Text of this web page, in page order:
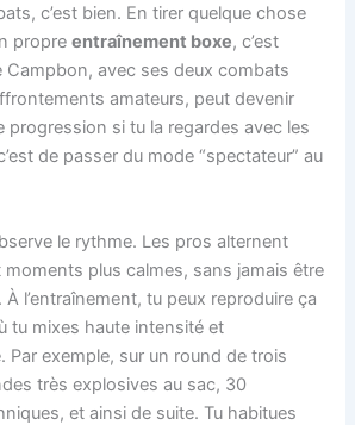
c’est bien. En tirer quelque chose
propreentraînement boxe, c’est
Campbon, avec ses deux combats
amateurs, peut devenir
progression si tu la regardes avec les
de passer du mode “spectateur” au
le rythme. Les pros alternent
plus calmes, sans jamais être
l’entraînement, tu peux reproduire ça
tu mixes haute intensité et
Par exemple, sur un round de trois
très explosives au sac, 30
et ainsi de suite. Tu habitues